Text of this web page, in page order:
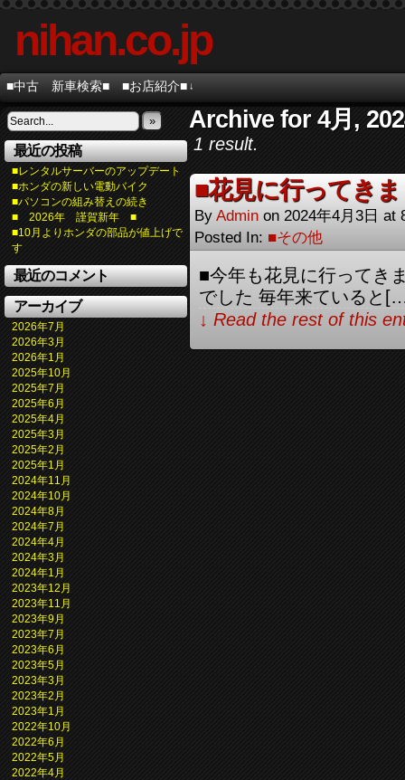
nihan.co.jp
■中古 新車検索■ ■お店紹介■ ↓
»
最近の投稿
■レンタルサーバーのアップデート
■ホンダの新しい電動バイク
■パソコンの組み替えの続き
■ 2026年 謹賀新年 ■
■10月よりホンダの部品が値上げで
す
最近のコメント
アーカイブ
2026年7月
2026年3月
2026年1月
2025年10月
2025年7月
2025年6月
2025年4月
2025年3月
2025年2月
2025年1月
2024年11月
2024年10月
2024年8月
2024年7月
2024年4月
2024年3月
2024年1月
2023年12月
2023年11月
2023年9月
2023年7月
2023年6月
2023年5月
2023年3月
2023年2月
2023年1月
2022年10月
2022年6月
2022年5月
2022年4月
Archive for 4月,
1 result.
■花見に行ってき
By Admin on 2024年4月3日 at
Posted In: ■その他
■今年も花見に行ってき
でした 毎年来ていると
↓ Read the rest of this